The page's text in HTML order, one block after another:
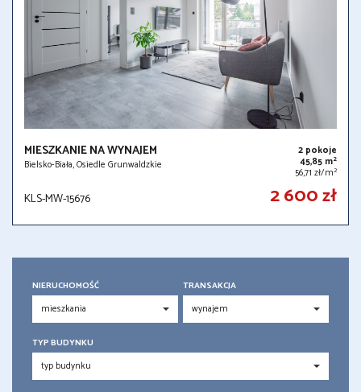
MIESZKANIE NA WYNAJEM
Bielsko-Biała, Osiedle Grunwaldzkie
2 pokoje
45,85 m2
56,71 zł/m2
KLS-MW-15676 2 600 zł
NIERUCHOMOŚĆ TRANSAKCJA
TYP BUDYNKU